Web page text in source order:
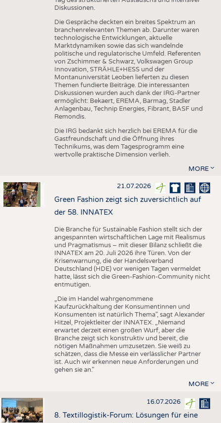
Diskussionen.
Die Gespräche deckten ein breites Spektrum an
branchenrelevanten Themen ab. Darunter waren
technologische Entwicklungen, aktuelle
Marktdynamiken sowie das sich wandelnde
politische und regulatorische Umfeld. Referenten
von Zschimmer & Schwarz, Volkswagen Group
Innovation, STRÄHLE+HESS und der
Montanuniversität Leoben lieferten zu diesen
Themen fundierte Beiträge. Die interessanten
Diskussionen wurden auch dank der IRG-Partner
ermöglicht: Bekaert, EREMA, Barmag, Stadler
Anlagenbau, Technip Energies, Fibrant, BASF und
Remondis.
Die IRG bedankt sich herzlich bei EREMA für die
Gastfreundschaft und die Öffnung ihres
Technikums, was dem Tagesprogramm eine
wertvolle praktische Dimension verlieh.
MORE
21.07.2026
Green Fashion zeigt sich zuversichtlich auf
der 58. INNATEX
Die Branche für Sustainable Fashion stellt sich der
angespannten wirtschaftlichen Lage mit Realismus
und Pragmatismus – mit dieser Bilanz schließt die
INNATEX am 20. Juli 2026 ihre Türen. Von der
Krisenwarnung, die der Handelsverband
Deutschland (HDE) vor wenigen Tagen vermeldet
hatte, lässt sich die Green-Fashion-Community nicht
entmutigen.
„Die im Handel wahrgenommene
Kaufzurückhaltung der Konsumentinnen und
Konsumenten ist natürlich Thema", sagt Alexander
Hitzel, Projektleiter der INNATEX. „Niemand
erwartet derzeit einen großen Wurf, aber die
Branche zeigt sich konstruktiv und bereit, die
nötigen Maßnahmen umzusetzen. Sie weiß zu
schätzen, dass die Messe ein verlässlicher Partner
ist. Auch wir erkennen neue Anforderungen und
gehen sie an."
MORE
16.07.2026
8. Textillogistik-Forum: Lösungen für eine